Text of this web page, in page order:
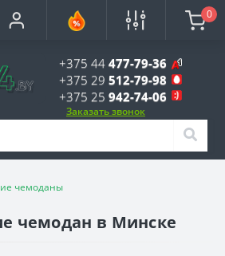
0
+375 44 477-79-36
+375 29 512-79-98
+375 25 942-74-06
Заказать звонок
чемоданы
чемодан в Минске